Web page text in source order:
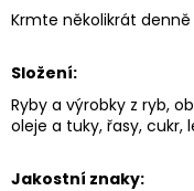
Krmte několikrát
Složení:
Ryby a výrobky z ryb,
oleje a tuky, řasy, cukr,
Jakostní znaky: